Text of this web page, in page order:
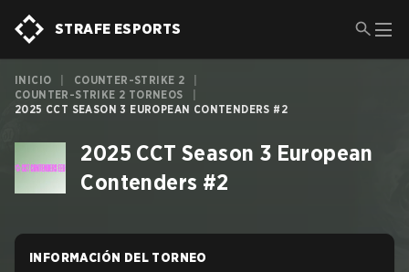
STRAFE ESPORTS
INICIO COUNTER-STRIKE 2
COUNTER-STRIKE 2 TORNEOS
2025 CCT SEASON 3 EUROPEAN CONTENDERS #2
2025 CCT Season 3 European
Contenders #2
INFORMACIÓN DEL TORNEO